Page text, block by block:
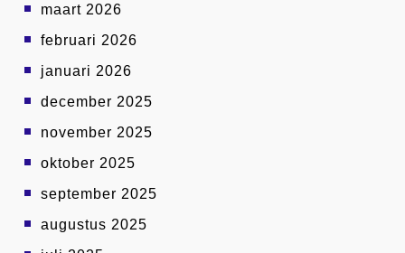
maart 2026
februari 2026
januari 2026
december 2025
november 2025
oktober 2025
september 2025
augustus 2025